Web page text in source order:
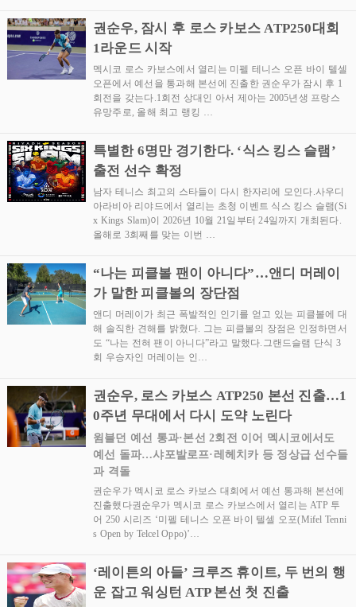
권순우, 잠시 후 로스 카보스 ATP250대회
1라운드 시작
멕시코 로스 카보스에서 열리는 미펠 테니스 오픈 바이 텔셀
오픈에서 예선을 통과해 본선에 진출한 권순우가 잠시 후 1
회전을 갖는다.1회전 상대인 아서 제아는 2005년생 프랑스
유망주로, 올해 최고 랭킹 …
특별한 6명만 경기한다. ‘식스 킹스 슬램’
출전 선수 확정
남자 테니스 최고의 스타들이 다시 한자리에 모인다.사우디
아라비아 리야드에서 열리는 초청 이벤트 식스 킹스 슬램(Si
x Kings Slam)이 2026년 10월 21일부터 24일까지 개최된다.
올해로 3회째를 맞는 이번 …
“나는 피클볼 팬이 아니다”…앤디 머레이
가 말한 피클볼의 장단점
앤디 머레이가 최근 폭발적인 인기를 얻고 있는 피클볼에 대
해 솔직한 견해를 밝혔다. 그는 피클볼의 장점은 인정하면서
도 “나는 전혀 팬이 아니다”라고 말했다.그랜드슬램 단식 3
회 우승자인 머레이는 인…
권순우, 로스 카보스 ATP250 본선 진출…1
0주년 무대에서 다시 도약 노린다
윔블던 예선 통과·본선 2회전 이어 멕시코에서도
예선 돌파…샤포발로프·레헤치카 등 정상급 선수들
과 격돌
권순우가 멕시코 로스 카보스 대회에서 예선 통과해 본선에
진출했다권순우가 멕시코 로스 카보스에서 열리는 ATP 투
어 250 시리즈 ‘미펠 테니스 오픈 바이 텔셀 오포(Mifel Tenni
s Open by Telcel Oppo)’…
‘레이튼의 아들’ 크루즈 휴이트, 두 번의 행
운 잡고 워싱턴 ATP 본선 첫 진출